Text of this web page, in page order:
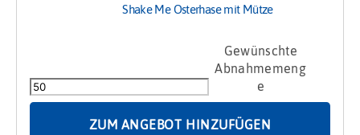
Shake Me Osterhase mit Mütze
Osterhase
mit
ZUM ANGEBOT HINZUFÜGEN